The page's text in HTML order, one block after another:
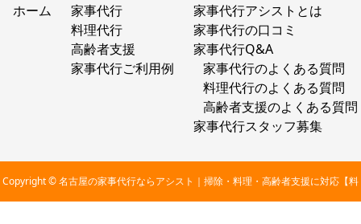
ホーム
家事代行
料理代行
高齢者支援
家事代行ご利用例
家事代行アシストとは
家事代行の口コミ
家事代行Q&A
家事代行のよくある質問
料理代行のよくある質問
高齢者支援のよくある質問
家事代行スタッフ募集
Copyright © 名古屋の家事代行ならアシスト｜掃除・料理・高齢者支援に対応【料